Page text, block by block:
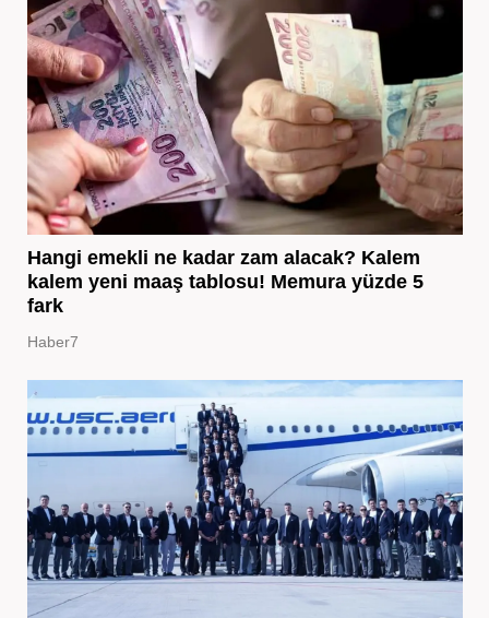
Hangi emekli ne kadar zam alacak? Kalem
kalem yeni maaş tablosu! Memura yüzde 5
fark
Haber7